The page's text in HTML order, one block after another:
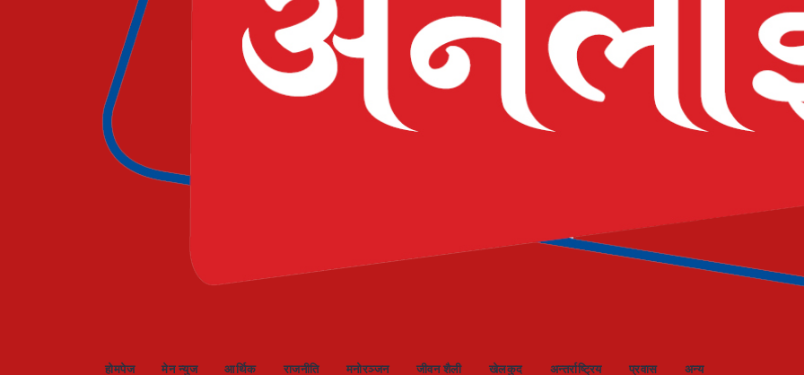
होमपेज मेन न्युज आर्थिक राजनीति मनोरञ्जन जीवन शैली खेलकुद अन्तर्राष्ट्रिय प्रवास अन्य
- काठमाडौंको बाँसबारीमा खुल्यो अत्याधुनिक इभेन्ट भेन्यू ‘रामालय’